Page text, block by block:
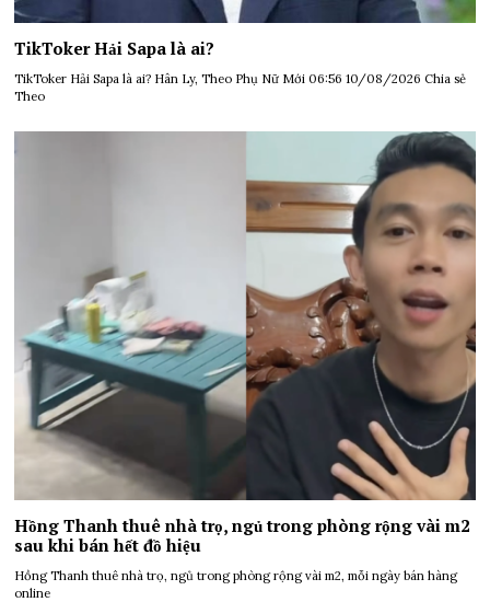
TikToker Hải Sapa là ai?
TikToker Hải Sapa là ai? Hân Ly, Theo Phụ Nữ Mới 06:56 10/08/2026 Chia sẻ
Theo
Hồng Thanh thuê nhà trọ, ngủ trong phòng rộng vài m2
sau khi bán hết đồ hiệu
Hồng Thanh thuê nhà trọ, ngủ trong phòng rộng vài m2, mỗi ngày bán hàng
online